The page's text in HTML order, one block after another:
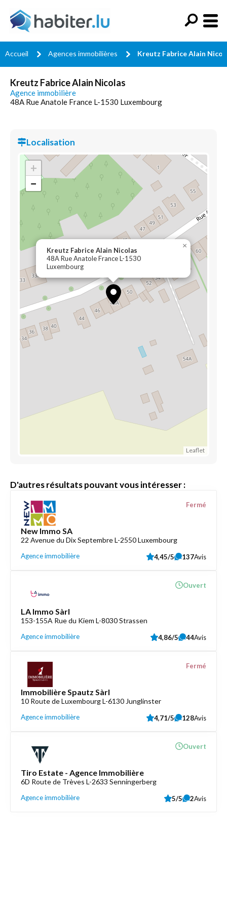
Accueil Agences immobilières Kreutz Fabrice Alain
Kreutz Fabrice Alain Nicolas
Agence immobilière
48A Rue Anatole France L-1530 Luxembourg
Localisation
Kreutz Fabrice Alain Nicolas
48A Rue Anatole France L-1530
Luxembourg
×
+
−
Leaflet
D'autres résultats pouvant vous intéresser :
New Immo SA
22 Avenue du Dix Septembre L-2550 Luxembourg
Agence immobilière
Fermé
4,45/5 137Avis
LA Immo Sàrl
153-155A Rue du Kiem L-8030 Strassen
Agence immobilière
Ouvert
4,86/5 44Avis
Immobilière Spautz Sàrl
10 Route de Luxembourg L-6130 Junglinster
Agence immobilière
Fermé
4,71/5 128Avis
Tiro Estate - Agence Immobilière
6D Route de Trèves L-2633 Senningerberg
Agence immobilière
Ouvert
5/5 2Avis